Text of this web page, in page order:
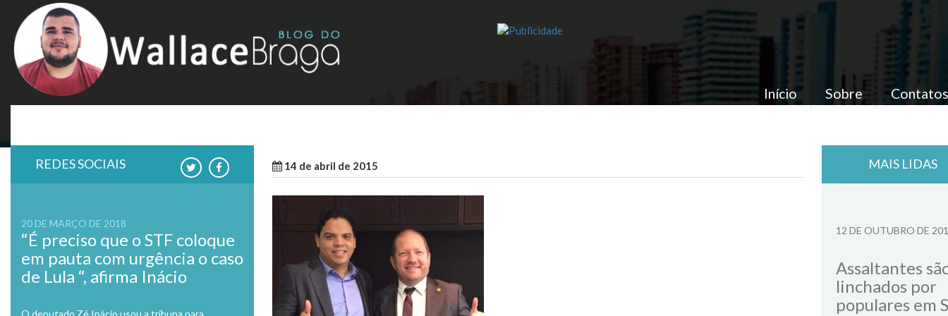
content
Início Sobre Contatos
REDES SOCIAIS
20 DE MARÇO DE 2018
“É preciso que o STF coloque
em pauta com urgência o caso
de Lula “, afirma Inácio
O deputado Zé Inácio usou a tribuna para
14 de abril de 2015 MAIS LIDAS
12 DE OUTUBRO DE
Assaltantes
linchados por
populares em